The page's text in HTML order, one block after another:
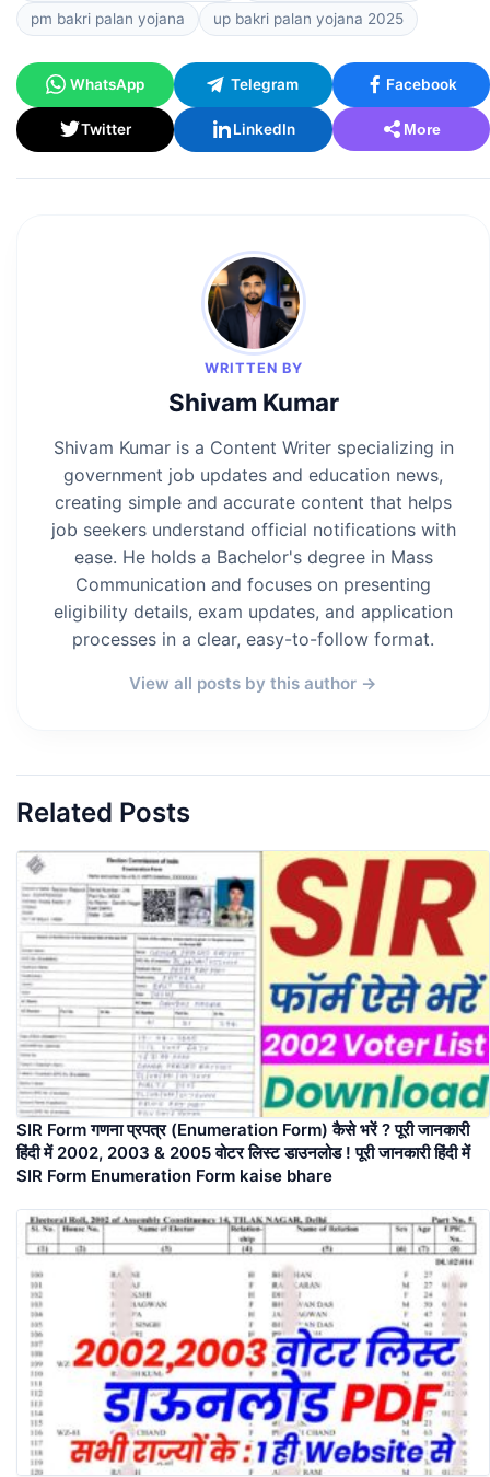
pm bakri palan yojana up bakri palan yojana 2025
WhatsApp Telegram Facebook
Twitter LinkedIn More
WRITTEN BY
Shivam Kumar
Shivam Kumar is a Content Writer specializing in
government job updates and education news,
creating simple and accurate content that helps
job seekers understand official notifications with
ease. He holds a Bachelor's degree in Mass
Communication and focuses on presenting
eligibility details, exam updates, and application
processes in a clear, easy-to-follow format.
View all posts by this author →
Related Posts
SIR Form गणना प्रपत्र (Enumeration Form) कैसे भरें ? पूरी जानकारी
हिंदी में 2002, 2003 & 2005 वोटर लिस्ट डाउनलोड ! पूरी जानकारी हिंदी में
SIR Form Enumeration Form kaise bhare